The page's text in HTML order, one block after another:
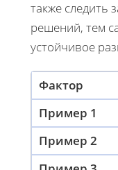
также следить
решений, тем
устойчивое
Фактор
Пример 1
Пример 2